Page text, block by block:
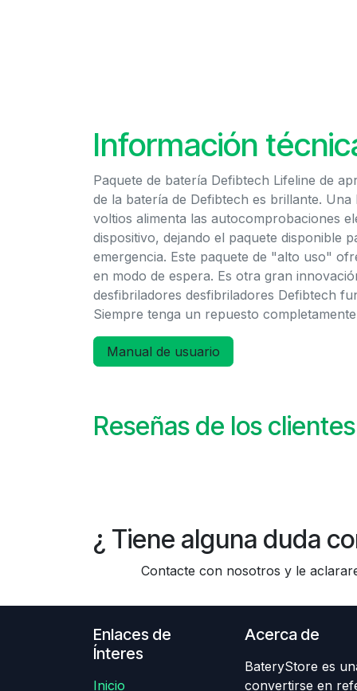
Información
Paquete de batería Defibtech Lifeline de
de la batería de Defibtech es brillante.
voltios alimenta las autocomprobaciones
dispositivo, dejando el paquete disponible
emergencia. Este paquete de "alto uso"
en modo de espera. Es otra gran
desfibriladores desfibriladores Defibtech
Siempre tenga un repuesto
Manual de usuario
Reseñas de los clientes
¿ Tiene alguna duda
Contacte con nosotros y le
Enlaces de
Ínteres
Inicio
Acerca de
BateryStore es
convertirse en